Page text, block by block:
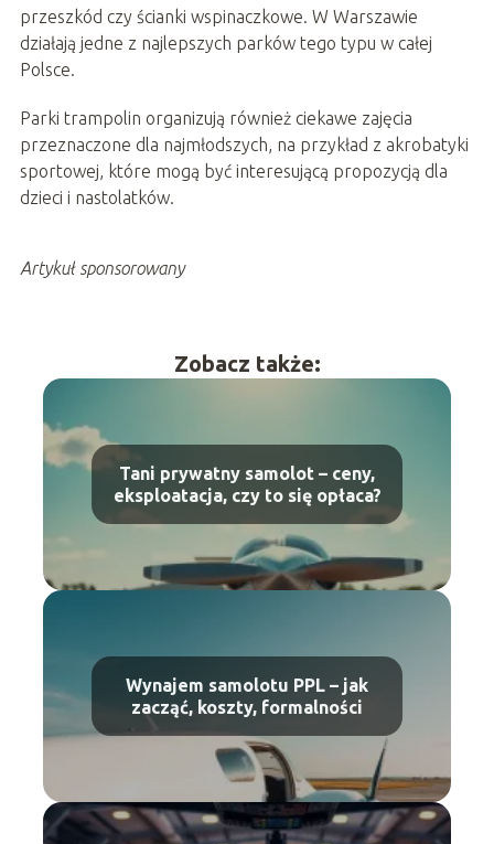
przeszkód czy ścianki wspinaczkowe. W Warszawie
działają jedne z najlepszych parków tego typu w całej
Polsce.
Parki trampolin organizują również ciekawe zajęcia
przeznaczone dla najmłodszych, na przykład z akrobatyki
sportowej, które mogą być interesującą propozycją dla
dzieci i nastolatków.
Artykuł sponsorowany
Zobacz także:
Tani prywatny samolot – ceny,
eksploatacja, czy to się opłaca?
Wynajem samolotu PPL – jak
zacząć, koszty, formalności